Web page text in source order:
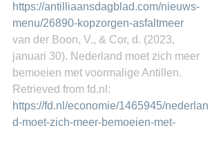
https://antilliaansdagblad.com/nieuws-
menu/26890-kopzorgen-asfaltmeer
van der Boon, V., & Cor, d. (2023,
januari 30). Nederland moet zich meer
bemoeien met voormalige Antillen.
Retrieved from fd.nl:
https://fd.nl/economie/1465945/nederlan
d-moet-zich-meer-bemoeien-met-